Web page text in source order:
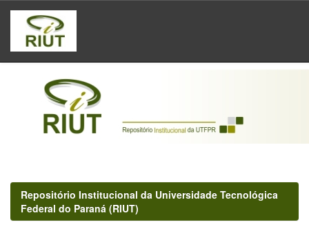
Skip
navigation
Repositório Institucional da Universidade Tecnológica
Federal do Paraná (RIUT)